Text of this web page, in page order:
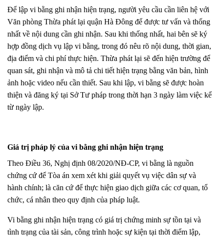
Để lập vi bằng ghi nhận hiện trạng, người yêu cầu cần liên hệ với
Văn phòng Thừa phát lại quận Hà Đông để được tư vấn và thống
nhất về nội dung cần ghi nhận. Sau khi thống nhất, hai bên sẽ ký
hợp đồng dịch vụ lập vi bằng, trong đó nêu rõ nội dung, thời gian,
địa điểm và chi phí thực hiện. Thừa phát lại sẽ đến hiện trường để
quan sát, ghi nhận và mô tả chi tiết hiện trạng bằng văn bản, hình
ảnh hoặc video nếu cần thiết. Sau khi lập, vi bằng sẽ được hoàn
thiện và đăng ký tại Sở Tư pháp trong thời hạn 3 ngày làm việc kể
từ ngày lập.
Giá trị pháp lý của vi bằng ghi nhận hiện trạng
Theo Điều 36, Nghị định 08/2020/NĐ-CP, vi bằng là nguồn
chứng cứ để Tòa án xem xét khi giải quyết vụ việc dân sự và
hành chính; là căn cứ để thực hiện giao dịch giữa các cơ quan, tổ
chức, cá nhân theo quy định của pháp luật.
Vi bằng ghi nhận hiện trạng có giá trị chứng minh sự tồn tại và
tình trạng của tài sản, công trình hoặc sự kiện tại thời điểm lập,